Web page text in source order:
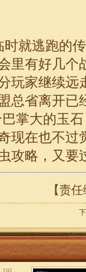
就逃跑的
里有好几个
玩家继续远
总省离开已
掌大的玉
现在也不过
攻略，又
【责